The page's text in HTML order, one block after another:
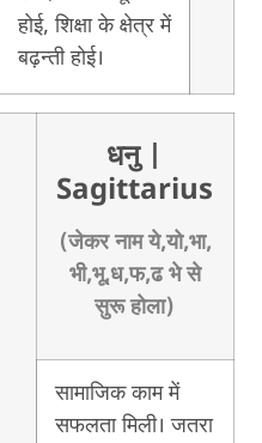
होई, शिक्षा के क्षेत्र में
बढ़न्ती होई।
धनु
Sagittarius
(जेकर नाम ये,यो,भा,
भी,भू,ध,फ,ढ भे से
सुरू होला)
सामाजिक काम में
सफलता मिली। जतरा